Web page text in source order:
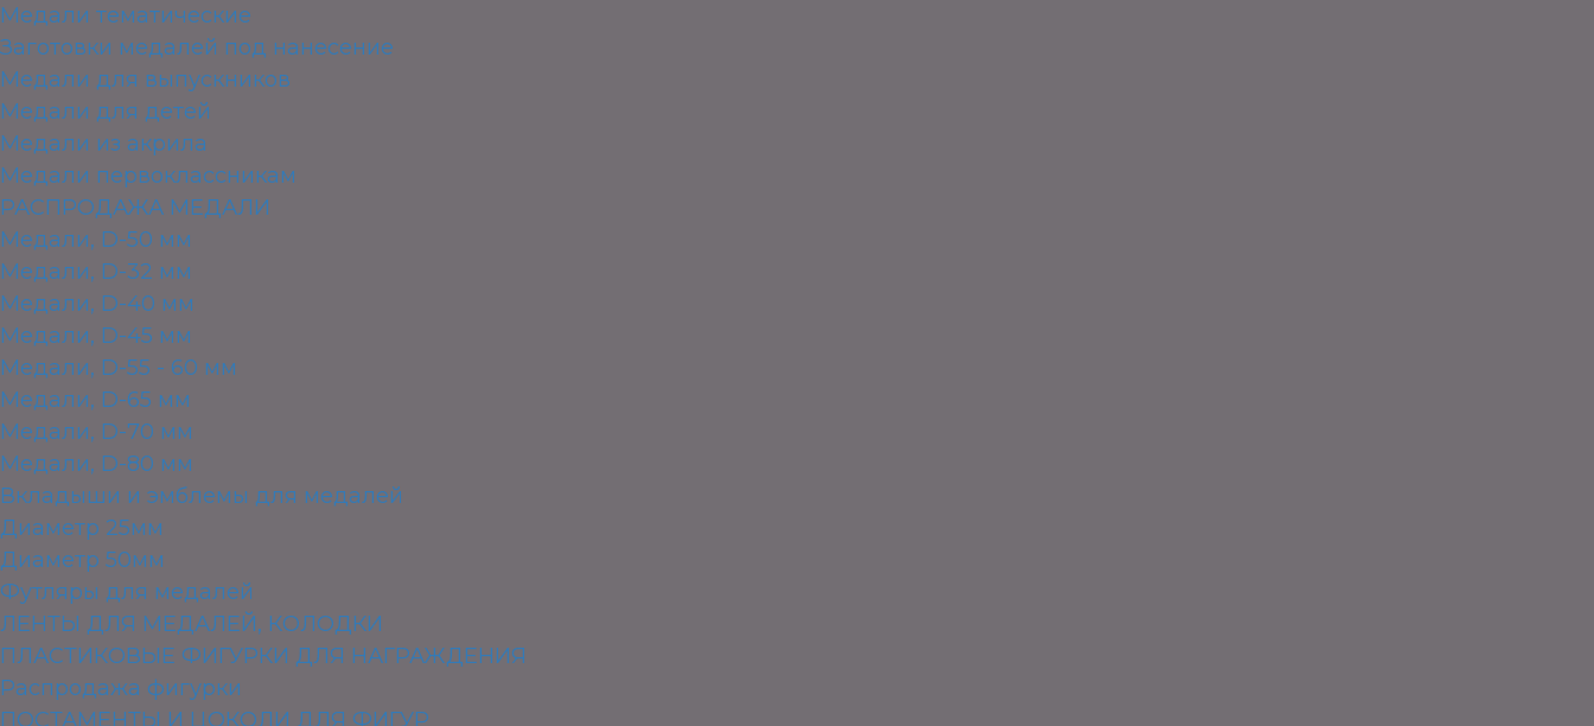
Медали тематические
Заготовки медалей под нанесение
Медали для выпускников
Медали для детей
Медали из акрила
Медали первоклассникам
РАСПРОДАЖА МЕДАЛИ
Медали, D-50 мм
Медали, D-32 мм
Медали, D-40 мм
Медали, D-45 мм
Медали, D-55 - 60 мм
Медали, D-65 мм
Медали, D-70 мм
Медали, D-80 мм
Вкладыши и эмблемы для медалей
Диаметр 25мм
Диаметр 50мм
Футляры для медалей
ЛЕНТЫ ДЛЯ МЕДАЛЕЙ, КОЛОДКИ
ПЛАСТИКОВЫЕ ФИГУРКИ ДЛЯ НАГРАЖДЕНИЯ
Распродажа фигурки
ПОСТАМЕНТЫ И ЦОКОЛИ ДЛЯ ФИГУР